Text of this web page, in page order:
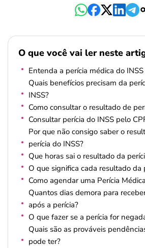
O que você vai ler neste
Entenda a perícia médica do INSS
Quais benefícios precisam da
INSS?
Como consultar o resultado de
Consultar perícia do INSS pelo
Por que não consigo saber o
perícia do INSS?
Que horas sai o resultado da
O que significa cada resultado da
Como agendar uma Perícia
Quantos dias demora para
após a perícia?
O que fazer se a perícia for
Quais são as prováveis
pode ter?